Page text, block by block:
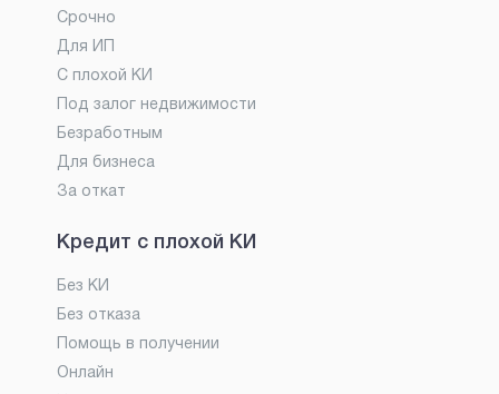
Срочно
Для ИП
С плохой КИ
Под залог недвижимости
Безработным
Для бизнеса
За откат
Кредит с плохой КИ
Без КИ
Без отказа
Помощь в получении
Онлайн